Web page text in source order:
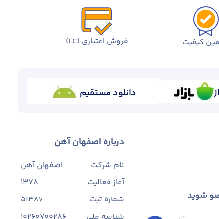
کیفیت فروش اعتباری (LC)
دانلود مستقیم
شوید
درباره اصفهان آهن
نام شرکت
اصفهان آهن
آغاز فعالیت
1378
شماره ثبت
۵۱۳۸۶